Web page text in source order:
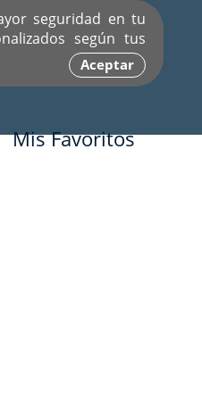
seguridad en tu
según tus
Aceptar
Mis Favoritos